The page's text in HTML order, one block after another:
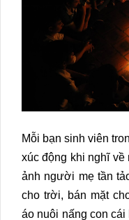
Mỗi bạn sinh viên
xúc động khi nghĩ
ảnh người mẹ tần
cho trời, bán mặt
áo nuôi nấng con